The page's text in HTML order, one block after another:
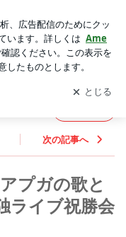
プアップガールズ（プ
by Ameba
を受け取りまし
開く
次の記事へ
プガの歌と
ライブ祝勝会